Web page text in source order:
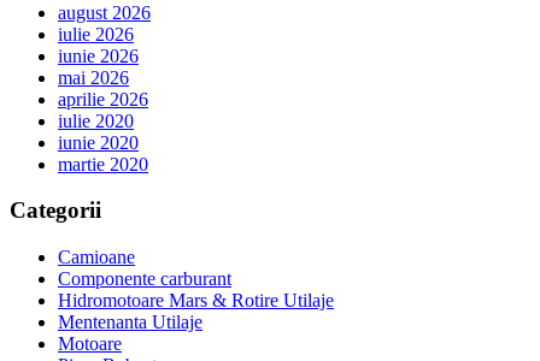
august 2026
iulie 2026
iunie 2026
mai 2026
aprilie 2026
iulie 2020
iunie 2020
martie 2020
Categorii
Camioane
Componente carburant
Hidromotoare Mars & Rotire Utilaje
Mentenanta Utilaje
Motoare